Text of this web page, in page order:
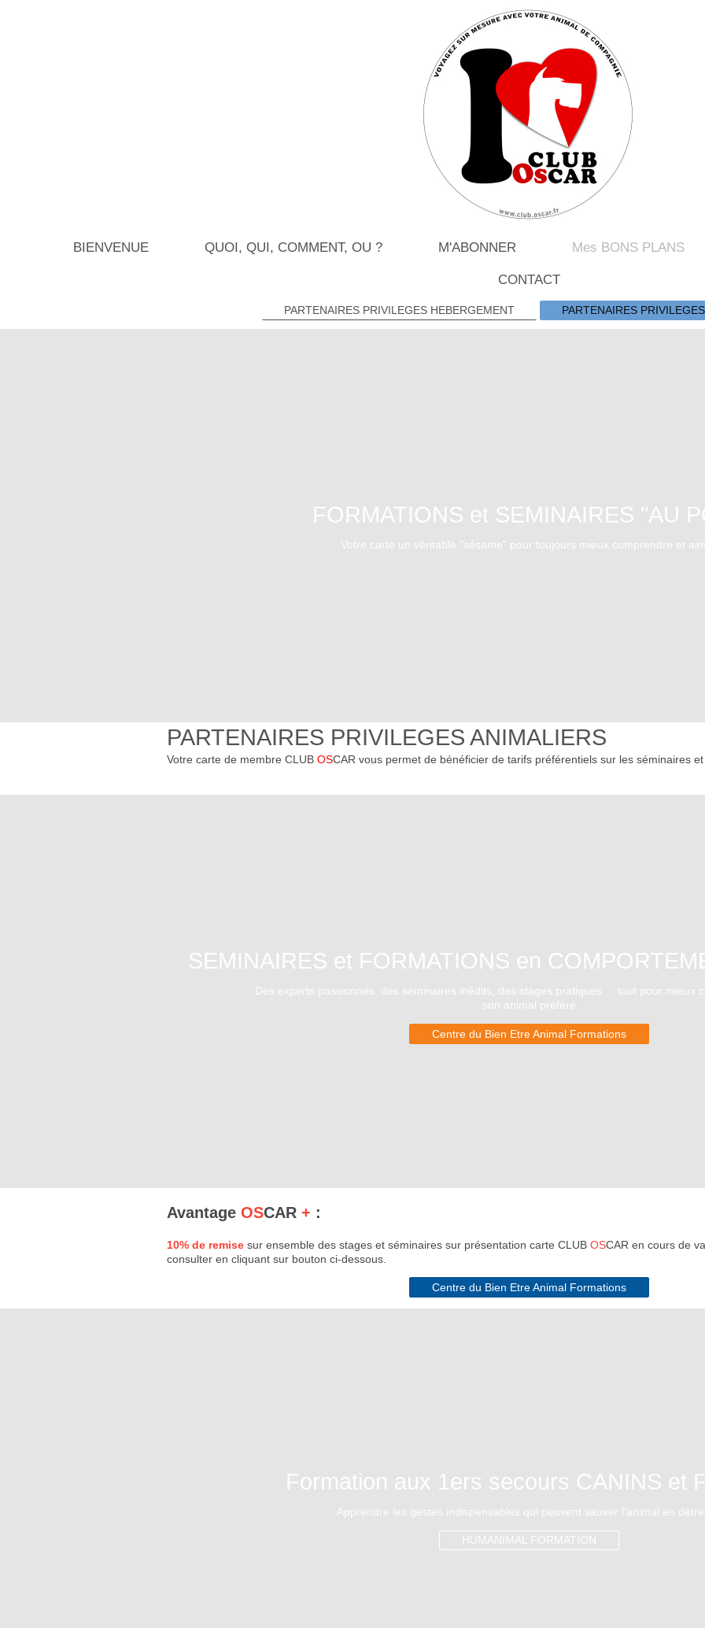
BIENVENUE QUOI, QUI, COMMENT, OU ? M'ABONNER Mes BONS PLANS
CONTACT
PARTENAIRES PRIVILEGES HEBERGEMENT PARTENAIRES
FORMATIONS et SEMINAIRES "AU
Votre carte un véritable "sésame" pour toujours mieux comprendre et
PARTENAIRES PRIVILEGES ANIMALIERS
Votre carte de membre CLUB OSCAR vous permet de bénéficier de tarifs préférentiels sur les séminaires
SEMINAIRES et FORMATIONS en
Des experts passionnés, des séminaires inédits, des stages pratiques ... tout pour mieux
son animal préféré
Centre du Bien Etre Animal Formations
Avantage OSCAR + :
10% de remise sur ensemble des stages et séminaires sur présentation carte CLUB OSCAR en cours de
consulter en cliquant sur bouton ci-dessous.
Centre du Bien Etre Animal Formations
Formation aux 1ers secours CANINS et
Apprendre les gestes indispensables qui peuvent sauver l'animal en
HUMANIMAL FORMATION